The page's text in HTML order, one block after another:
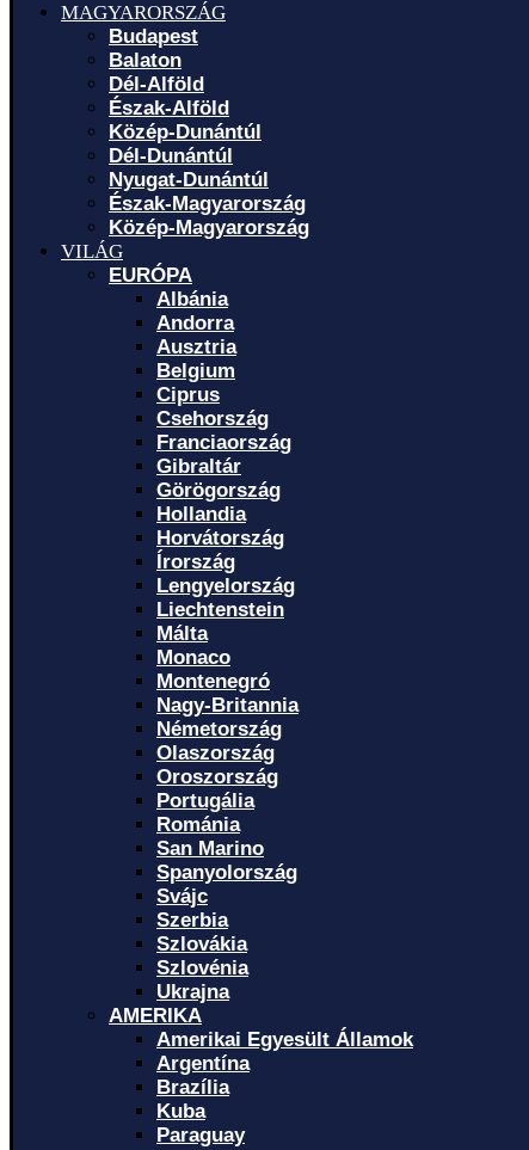
MAGYARORSZÁG
Budapest
Balaton
Dél-Alföld
Észak-Alföld
Közép-Dunántúl
Dél-Dunántúl
Nyugat-Dunántúl
Észak-Magyarország
Közép-Magyarország
VILÁG
EURÓPA
Albánia
Andorra
Ausztria
Belgium
Ciprus
Csehország
Franciaország
Gibraltár
Görögország
Hollandia
Horvátország
Írország
Lengyelország
Liechtenstein
Málta
Monaco
Montenegró
Nagy-Britannia
Németország
Olaszország
Oroszország
Portugália
Románia
San Marino
Spanyolország
Svájc
Szerbia
Szlovákia
Szlovénia
Ukrajna
AMERIKA
Amerikai Egyesült Államok
Argentína
Brazília
Kuba
Paraguay